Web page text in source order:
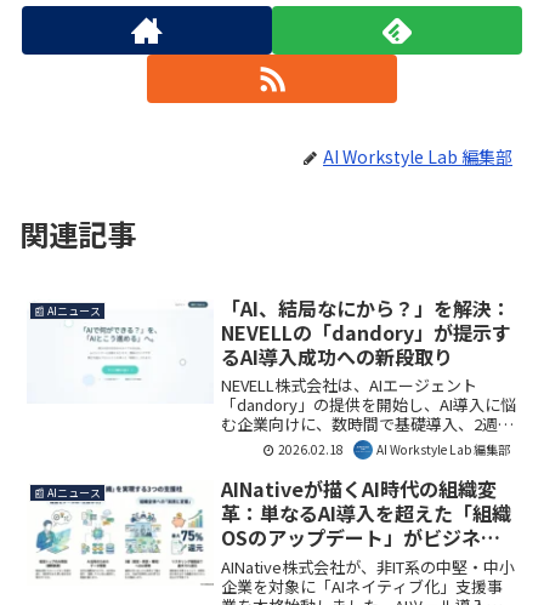
AI Workstyle Lab 編集部
関連記事
📰 AIニュース
「AI、結局なにから？」を解決：
NEVELLの「dandory」が提示す
るAI導入成功への新段取り
NEVELL株式会社は、AIエージェント
「dandory」の提供を開始し、AI導入に悩
む企業向けに、数時間で基礎導入、2週間
で業務実装を可能にする導入支援サービ
スを発表しました。特に、先着10社限定
で無償導入支援を提供し、低リスクでの
AI活用を促進します。
2026.02.18 AI Workstyle Lab 編集部
📰 AIニュース
AINativeが描くAI時代の組織変
革：単なるAI導入を超えた「組織
OSのアップデート」がビジネス
にもたらす未来
AINative株式会社が、非IT系の中堅・中小
企業を対象に「AIネイティブ化」支援事